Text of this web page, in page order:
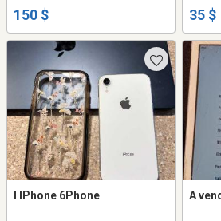
150 $ 35 $
I IPhone 6Phone A